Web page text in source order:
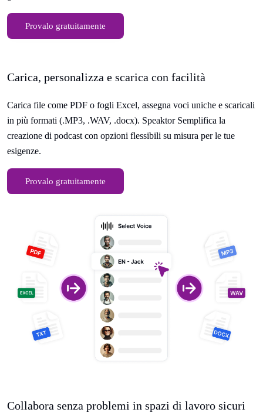
Provalo gratuitamente
Carica, personalizza e scarica con facilità
Carica file come PDF o fogli Excel, assegna voci uniche e scaricali
in più formati (.MP3, .WAV, .docx). Speaktor Semplifica la
creazione di podcast con opzioni flessibili su misura per le tue
esigenze.
Provalo gratuitamente
Collabora senza problemi in spazi di lavoro sicuri